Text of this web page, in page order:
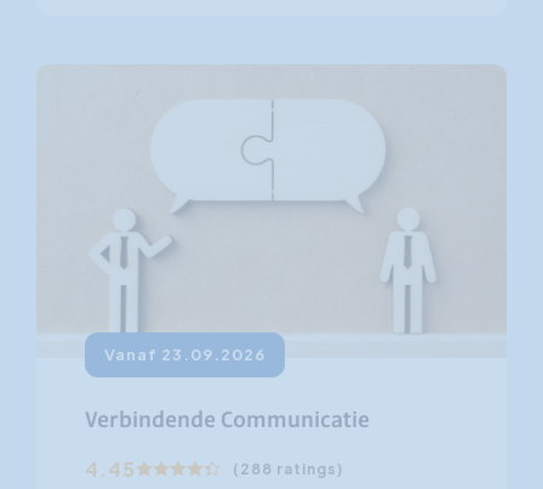
Vanaf 23.09.2026
Verbindende Communicatie
4.45 (288 ratings)